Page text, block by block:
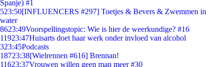
Spanje) #1
523:50[INFLUENCERS #297] Toetjes & Bevers & Zwemmen in
water
8623:49Voorspellingstopic: Wie is hier de weerkundige? #16
11923:47Huisarts doet haar werk onder invloed van alcohol
323:45Podcasts
18723:38[Wielrennen #616] Brennan!
11623:37Vrouwen willen geen man meer #30